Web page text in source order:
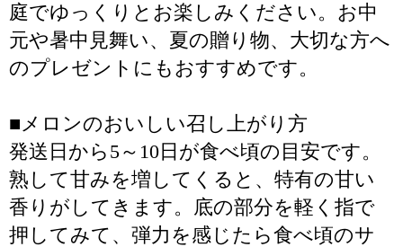
庭でゆっくりとお楽しみください。お中
元や暑中見舞い、夏の贈り物、大切な方へ
のプレゼントにもおすすめです。
■メロンのおいしい召し上がり方
発送日から5～10日が食べ頃の目安です。
熟して甘みを増してくると、特有の甘い
香りがしてきます。底の部分を軽く指で
押してみて、弾力を感じたら食べ頃のサ